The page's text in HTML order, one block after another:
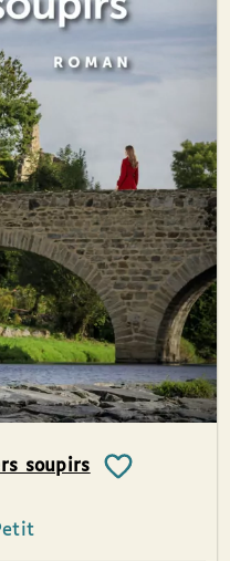
soupirs